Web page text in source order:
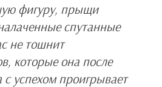
фигуру, прыщи
спутанные
не тошнит
которые она после
с успехом проигрывает